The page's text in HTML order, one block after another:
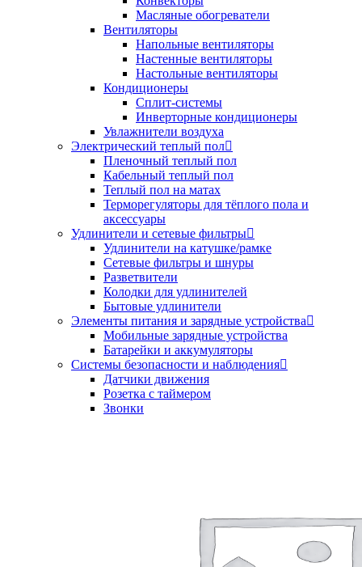
Масляные обогреватели
Вентиляторы
Напольные вентиляторы
Настенные вентиляторы
Настольные вентиляторы
Кондиционеры
Сплит-системы
Инверторные кондиционеры
Увлажнители воздуха
Электрический теплый пол
Пленочный теплый пол
Кабельный теплый пол
Теплый пол на матах
Терморегуляторы для тёплого пола и
аксессуары
Удлинители и сетевые фильтры
Удлинители на катушке/рамке
Сетевые фильтры и шнуры
Разветвители
Колодки для удлинителей
Бытовые удлинители
Элементы питания и зарядные устройства
Мобильные зарядные устройства
Батарейки и аккумуляторы
Системы безопасности и наблюдения
Датчики движения
Розетка с таймером
Звонки